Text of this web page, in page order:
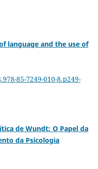
language and the use of
85-7249-010-8.p249-
de Wundt: O Papel da
da Psicologia